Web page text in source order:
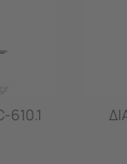
610.1